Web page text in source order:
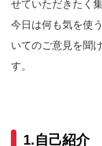
せていただきたく
今日は何も気を使
いてのご意見を聞
す。
1.自己紹介